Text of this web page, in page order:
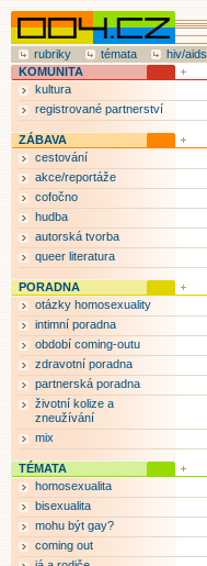
rubriky témata hiv/aids
KOMUNITA
kultura
registrované partnerství
ZÁBAVA
cestování
akce/reportáže
cofočno
hudba
autorská tvorba
queer literatura
PORADNA
otázky homosexuality
intimní poradna
období coming-outu
zdravotní poradna
partnerská poradna
životní kolize a
zneužívání
mix
TÉMATA
homosexualita
bisexualita
mohu být gay?
coming out